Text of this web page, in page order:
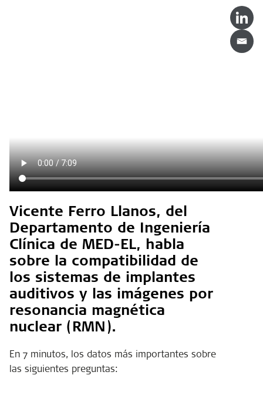
Vicente Ferro Llanos, del
Departamento de Ingeniería
Clínica de MED-EL, habla
sobre la compatibilidad de
los sistemas de implantes
auditivos y las imágenes por
resonancia magnética
nuclear (RMN).
En 7 minutos, los datos más importantes sobre
las siguientes preguntas: